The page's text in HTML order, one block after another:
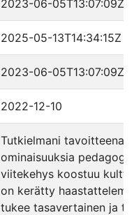
2023-06-05T13:07:09Z
2025-05-13T14:34:15Z
2023-06-05T13:07:09Z
2022-12-10
Tutkielmani tavoitteena
ominaisuuksia
viitekehys koostuu
on kerätty
tukee tasavertainen ja